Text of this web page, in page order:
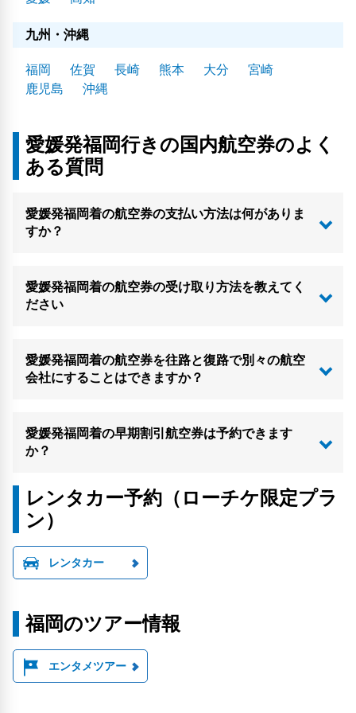
九州・沖縄
福岡 佐賀 長崎 熊本 大分
宮崎
鹿児島
沖縄
愛媛発福岡行きの国内航空券のよく
ある質問
愛媛発福岡着の航空券の支払い方法は何がありま
すか？
愛媛発福岡着の航空券の受け取り方法を教えてく
ださい
愛媛発福岡着の航空券を往路と復路で別々の航空
会社にすることはできますか？
愛媛発福岡着の早期割引航空券は予約できます
か？
レンタカー予約（ローチケ限定プラ
ン）
レンタカー
福岡のツアー情報
エンタメツアー